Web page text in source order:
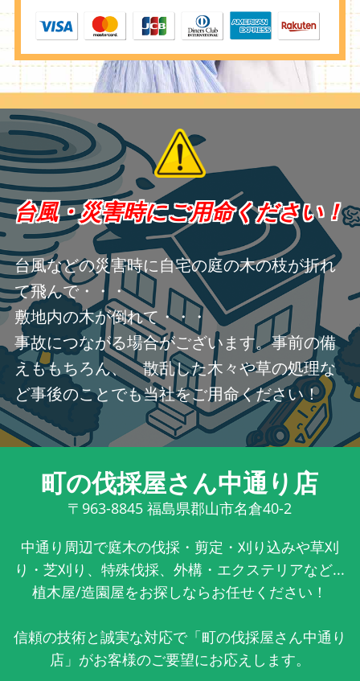
台風・災害時にご用命ください！
台風などの災害時に自宅の庭の木の枝が折れ
て飛んで・・・
敷地内の木が倒れて・・・
事故につながる場合がございます。事前の備
えももちろん、 散乱した木々や草の処理な
ど事後のことでも当社をご用命ください！
町の伐採屋さん中通り店
〒963-8845 福島県郡山市名倉40-2
中通り周辺で庭木の伐採・剪定・刈り込みや草刈
り・芝刈り、特殊伐採、外構・エクステリアなど...
植木屋/造園屋をお探しならお任せください！
信頼の技術と誠実な対応で「町の伐採屋さん中通り
店」がお客様のご要望にお応えします。